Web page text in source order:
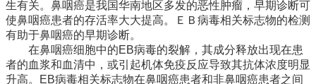
生有关。鼻咽癌是我国华南地区多发的恶性肿瘤，早期诊断可
使鼻咽癌患者的存活率大大提高。ＥＢ病毒相关标志物的检测
有助于鼻咽癌的早期诊断。
在鼻咽癌细胞中的EB病毒的裂解，其成分释放出现在患
者的血浆和血清中，或引起机体免疫反应导致其抗体浓度明显
升高。EB病毒相关标志物在鼻咽癌患者和非鼻咽癌患者之间